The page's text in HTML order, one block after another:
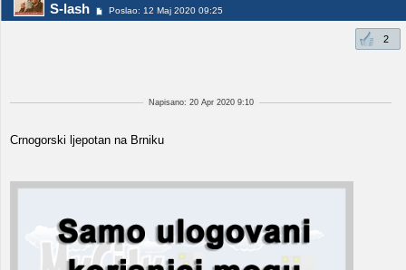
S-lash Poslao: 12 Maj 2020 09:25
2
Napisano: 20 Apr 2020 9:10
Crnogorski ljepotan na Brniku